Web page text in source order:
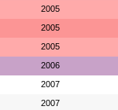
2005
2005
2005
2006
2007
2007